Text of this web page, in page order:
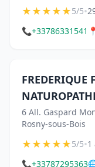
★★★★★5/5•
📞+33786331541 📍
FREDERIQUE
6 All. Gaspard
Rosny-sous-Bois
★★★★★5/5•1
📞+33787295363